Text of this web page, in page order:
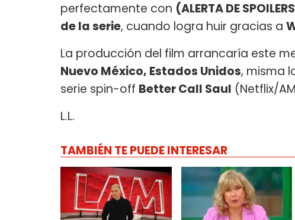
perfectamente con (ALERTA DE
de la serie, cuando logra huir gracias a
La producción del film arrancaría este
Nuevo México, Estados Unidos, misma
serie spin-off Better Call Saul (Netflix/
L.L.
TAMBIÉN TE PUEDE INTERESAR